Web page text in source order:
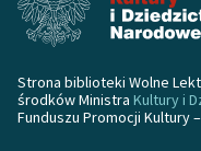
O nas
Kontakt
O projekcie
Strona biblioteki Wolne
środków Ministra Kultury i
Funduszu Promocji Kultury